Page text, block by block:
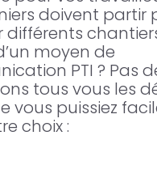
doivent partir
différents
moyen de
PTI ? Pas
tous vous les
vous puissiez
choix :